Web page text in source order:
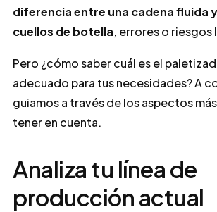
diferencia entre una cadena fluida
cuellos de botella, errores o riesgos
Pero ¿cómo saber cuál es el
adecuado para tus necesidades? A
guiamos a través de los aspectos
tener en cuenta.
Analiza tu línea de
producción actual